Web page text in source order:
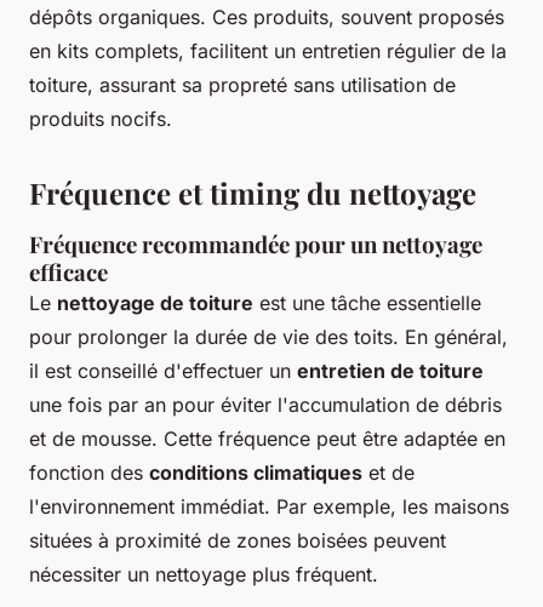
dépôts organiques. Ces produits, souvent proposés
en kits complets, facilitent un entretien régulier de la
toiture, assurant sa propreté sans utilisation de
produits nocifs.
Fréquence et timing du nettoyage
Fréquence recommandée pour un nettoyage
efficace
Le nettoyage de toiture est une tâche essentielle
pour prolonger la durée de vie des toits. En général,
il est conseillé d'effectuer un entretien de toiture
une fois par an pour éviter l'accumulation de débris
et de mousse. Cette fréquence peut être adaptée en
fonction des conditions climatiques et de
l'environnement immédiat. Par exemple, les maisons
situées à proximité de zones boisées peuvent
nécessiter un nettoyage plus fréquent.